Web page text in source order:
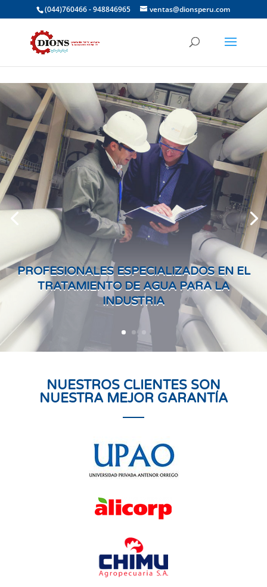
(044)760466 - 948846965 ventas@dionsperu.com
PROFESIONALES ESPECIALIZADOS EN EL
TRATAMIENTO DE AGUA PARA LA
INDUSTRIA
NUESTROS CLIENTES SON
NUESTRA MEJOR GARANTÍA